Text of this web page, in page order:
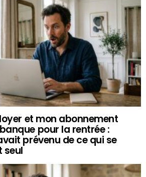
et mon abonnement
pour la rentrée :
prévenu de ce qui se
seul